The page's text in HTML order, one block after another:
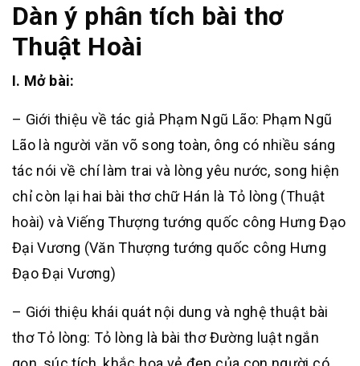
Dàn ý phân tích bài thơ
Thuật Hoài
I. Mở bài:
– Giới thiệu về tác giả Phạm Ngũ Lão: Phạm Ngũ
Lão là người văn võ song toàn, ông có nhiều sáng
tác nói về chí làm trai và lòng yêu nước, song hiện
chỉ còn lại hai bài thơ chữ Hán là Tỏ lòng (Thuật
hoài) và Viếng Thượng tướng quốc công Hưng Đạo
Đại Vương (Văn Thượng tướng quốc công Hưng
Đạo Đại Vương)
– Giới thiệu khái quát nội dung và nghệ thuật bài
thơ Tỏ lòng: Tỏ lòng là bài thơ Đường luật ngắn